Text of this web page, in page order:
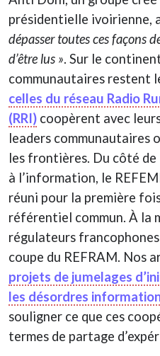
présidentielle ivoirienne,
dépasser toutes ces façons
d’être lus ». Sur le
communautaires restent
celles du réseau Radio
(RRI) coopèrent avec
leaders communautaires
les frontières. Du côté de
à l’information, le
réuni pour la première
référentiel commun. À la
régulateurs
coupe du REFRAM. Nos
projets de jumelages
les désordres
souligner ce que ces
termes de partage